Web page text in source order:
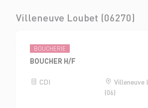
Villeneuve Loubet (06270)
BOUCHERIE
BOUCHER H/F
CDI
Villeneuve
(06)